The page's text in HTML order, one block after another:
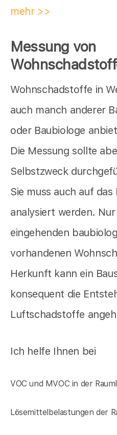
mehr >>
Messung von
Wohnschadstoffe in
auch manch anderer
oder Baubiologe
Die Messung sollte
Selbstzweck
Sie muss auch auf
analysiert werden.
eingehenden
vorhandenen
Herkunft kann ein
konsequent die
Luftschadstoffe
Ich helfe Ihnen bei
VOC und MVOC in der
Lösemittelbelastungen der